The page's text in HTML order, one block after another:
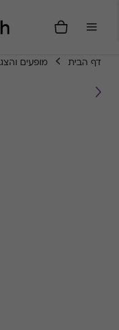
דף הבית מופעים